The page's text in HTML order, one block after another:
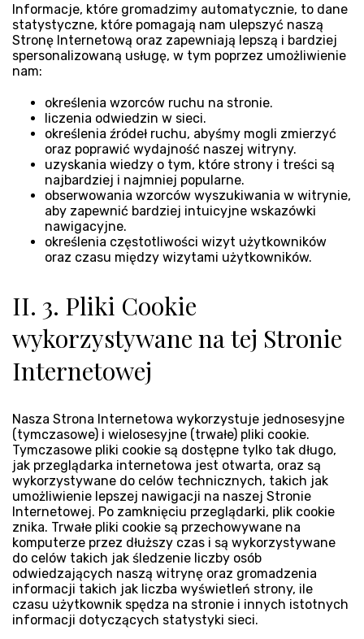
Informacje, które gromadzimy automatycznie, to dane
statystyczne, które pomagają nam ulepszyć naszą
Stronę Internetową oraz zapewniają lepszą i bardziej
spersonalizowaną usługę, w tym poprzez umożliwienie
nam:
określenia wzorców ruchu na stronie.
liczenia odwiedzin w sieci.
określenia źródeł ruchu, abyśmy mogli zmierzyć
oraz poprawić wydajność naszej witryny.
uzyskania wiedzy o tym, które strony i treści są
najbardziej i najmniej popularne.
obserwowania wzorców wyszukiwania w witrynie,
aby zapewnić bardziej intuicyjne wskazówki
nawigacyjne.
określenia częstotliwości wizyt użytkowników
oraz czasu między wizytami użytkowników.
II. 3. Pliki Cookie
wykorzystywane na tej Stronie
Internetowej
Nasza Strona Internetowa wykorzystuje jednosesyjne
(tymczasowe) i wielosesyjne (trwałe) pliki cookie.
Tymczasowe pliki cookie są dostępne tylko tak długo,
jak przeglądarka internetowa jest otwarta, oraz są
wykorzystywane do celów technicznych, takich jak
umożliwienie lepszej nawigacji na naszej Stronie
Internetowej. Po zamknięciu przeglądarki, plik cookie
znika. Trwałe pliki cookie są przechowywane na
komputerze przez dłuższy czas i są wykorzystywane
do celów takich jak śledzenie liczby osób
odwiedzających naszą witrynę oraz gromadzenia
informacji takich jak liczba wyświetleń strony, ile
czasu użytkownik spędza na stronie i innych istotnych
informacji dotyczących statystyki sieci.